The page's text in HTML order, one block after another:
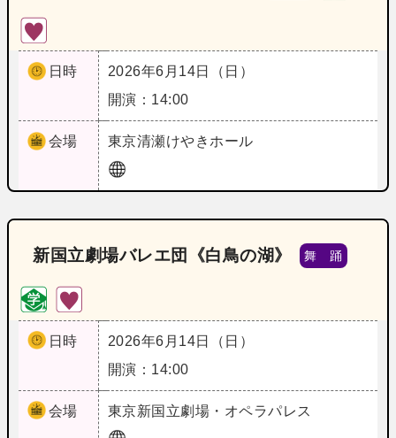
日時
2026年6月14日（日）
開演：14:00
会場 東京清瀬けやきホール
新国立劇場バレエ団《白鳥の湖》 舞 踊
日時
2026年6月14日（日）
開演：14:00
会場 東京新国立劇場・オペラパレス